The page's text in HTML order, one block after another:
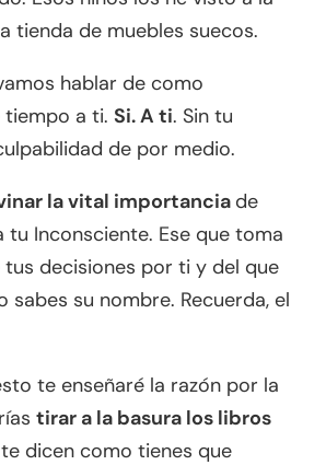
tienda de muebles suecos.
hablar de como
tiempo a ti.Si. A ti. Sin tu
de por medio.
la vital importanciade
tu Inconsciente. Ese que toma
tus decisiones por ti y del que
sabes su nombre. Recuerda, el
te enseñaré la razón por la
tirar a la basura los libros
dicen como tienes que